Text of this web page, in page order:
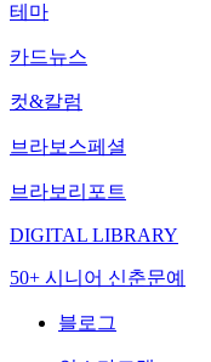
테마
카드뉴스
컷&칼럼
브라보스페셜
브라보리포트
DIGITAL LIBRARY
50+ 시니어 신춘문예
블로그